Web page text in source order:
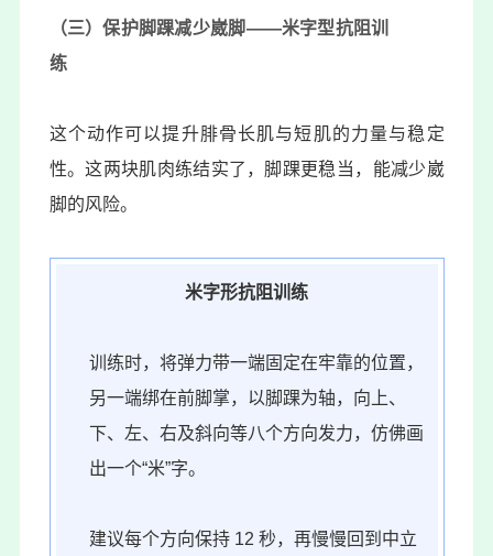
（三）保护脚踝减少崴脚——米字型抗阻训
练
这个动作可以提升腓骨长肌与短肌的力量与稳定
性。这两块肌肉练结实了，脚踝更稳当，能减少崴
脚的风险。
米字形抗阻训练
训练时，将弹力带一端固定在牢靠的位置，
另一端绑在前脚掌，以脚踝为轴，向上、
下、左、右及斜向等八个方向发力，仿佛画
出一个“米”字。
建议每个方向保持 12 秒，再慢慢回到中立